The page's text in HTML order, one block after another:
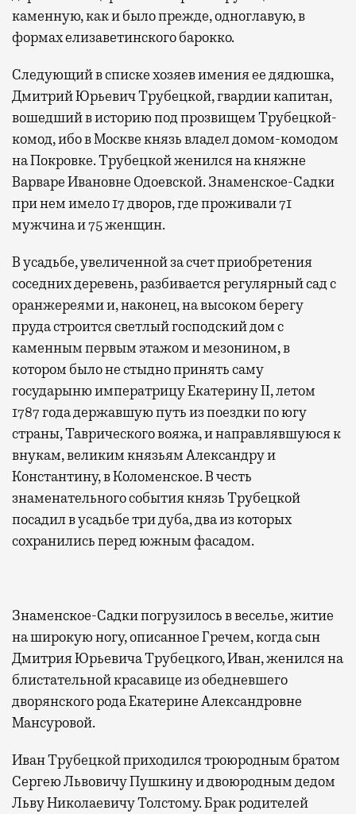
каменную, как и было прежде, одноглавую, в
формах елизаветинского барокко.
Следующий в списке хозяев имения ее дядюшка,
Дмитрий Юрьевич Трубецкой, гвардии капитан,
вошедший в историю под прозвищем Трубецкой-
комод, ибо в Москве князь владел домом-комодом
на Покровке. Трубецкой женился на княжне
Варваре Ивановне Одоевской. Знаменское-Садки
при нем имело 17 дворов, где проживали 71
мужчина и 75 женщин.
В усадьбе, увеличенной за счет приобретения
соседних деревень, разбивается регулярный сад с
оранжереями и, наконец, на высоком берегу
пруда строится светлый господский дом с
каменным первым этажом и мезонином, в
котором было не стыдно принять саму
государыню императрицу Екатерину II, летом
1787 года державшую путь из поездки по югу
страны, Таврического вояжа, и направлявшуюся к
внукам, великим князьям Александру и
Константину, в Коломенское. В честь
знаменательного события князь Трубецкой
посадил в усадьбе три дуба, два из которых
сохранились перед южным фасадом.
Знаменское-Садки погрузилось в веселье, житие
на широкую ногу, описанное Гречем, когда сын
Дмитрия Юрьевича Трубецкого, Иван, женился на
блистательной красавице из обедневшего
дворянского рода Екатерине Александровне
Мансуровой.
Иван Трубецкой приходился троюродным братом
Сергею Львовичу Пушкину и двоюродным дедом
Льву Николаевичу Толстому. Брак родителей